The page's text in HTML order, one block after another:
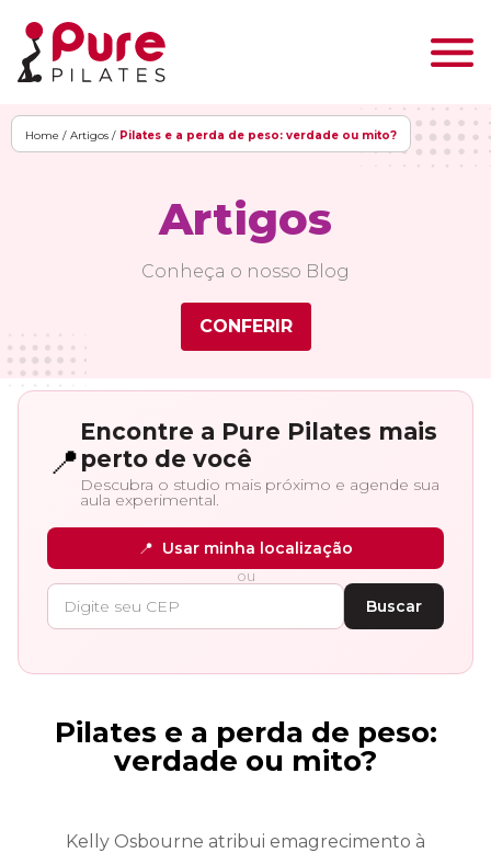
Home / Artigos / Pilates e a perda de peso: verdade ou mito?
Artigos
Conheça o nosso Blog
CONFERIR
📍
Encontre a Pure Pilates mais
perto de você
Descubra o studio mais próximo e agende sua
aula experimental.
📍 Usar minha localização
ou
Buscar
Pilates e a perda de peso:
verdade ou mito?
Kelly Osbourne atribui emagrecimento à